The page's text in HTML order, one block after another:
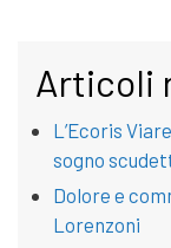
Articoli
L’Ecoris
sogno
Dolore e
Lorenzoni